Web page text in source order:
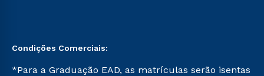
Condições Comerciais:
*Para a Graduação EAD, as matrículas serão isentas